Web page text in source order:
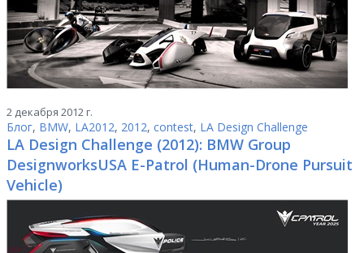
2 декабря 2012 г.
Блог, BMW, LA2012, 2012, contest, LA Design Challenge
LA Design Challenge (2012): BMW Group
DesignworksUSA E-Patrol (Human-Drone Pursuit
Vehicle)